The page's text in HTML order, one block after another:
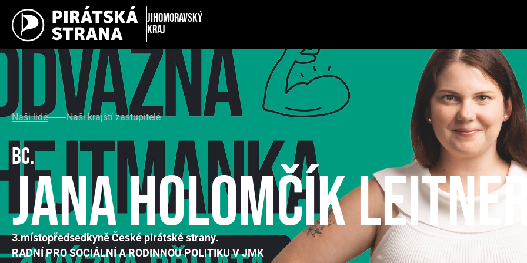
Jihomoravský
kraj
Naši lidé Naši krajští zastupitelé
Bc.
Jana Holomčík
3.místopředsedkyně České pirátské strany.
RADNÍ PRO SOCIÁLNÍ A RODINNOU POLITIKU V JMK